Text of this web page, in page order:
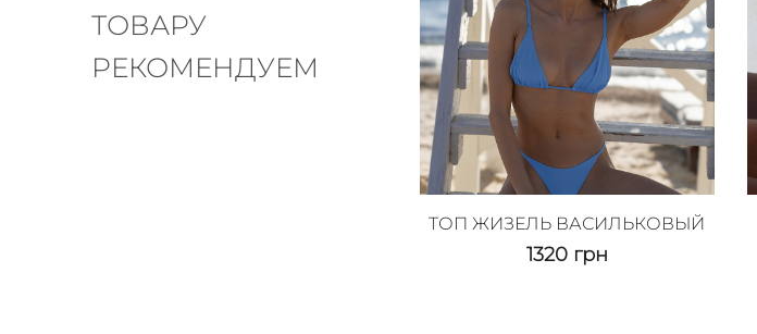
ТОВАРУ
РЕКОМЕНДУЕМ
ТОП ЖИЗЕЛЬ ВАСИЛЬКОВЫЙ
1320 грн